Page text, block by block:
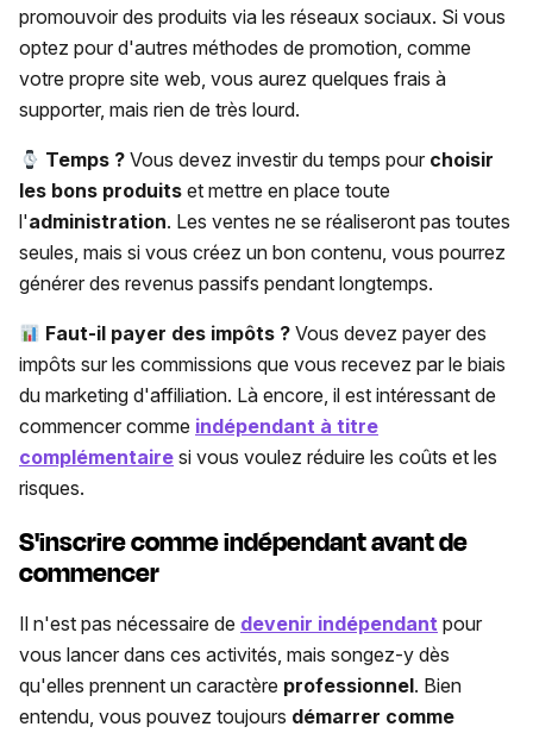
promouvoir des produits via les réseaux sociaux. Si vous
optez pour d'autres méthodes de promotion, comme
votre propre site web, vous aurez quelques frais à
supporter, mais rien de très lourd.
Temps ?Vous devez investir du temps pour choisir
les bons produits et mettre en place toute
l'administration. Les ventes ne se réaliseront pas toutes
seules, mais si vous créez un bon contenu, vous pourrez
générer des revenus passifs pendant longtemps.
Faut-il payer des impôts ? Vous devez payer des
impôts sur les commissions que vous recevez par le biais
du marketing d'affiliation. Là encore, il est intéressant de
commencer comme indépendant à titre
complémentaire si vous voulez réduire les coûts et les
risques.
S'inscrire comme indépendant avant de
commencer
Il n'est pas nécessaire de devenir indépendant pour
vous lancer dans ces activités, mais songez-y dès
qu'elles prennent un caractère professionnel. Bien
entendu, vous pouvez toujours démarrer comme